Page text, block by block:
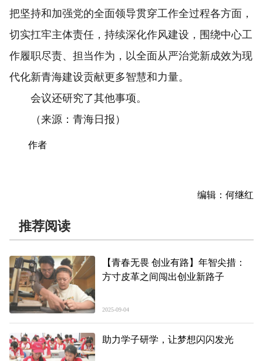
把坚持和加强党的全面领导贯穿工作全过程各方面，
切实扛牢主体责任，持续深化作风建设，围绕中心工
作履职尽责、担当作为，以全面从严治党新成效为现
代化新青海建设贡献更多智慧和力量。
会议还研究了其他事项。
（来源：青海日报）
作者
编辑：何继红
推荐阅读
【青春无畏 创业有路】年智尖措：
方寸皮革之间闯出创业新路子
2025-09-04
助力学子研学，让梦想闪闪发光